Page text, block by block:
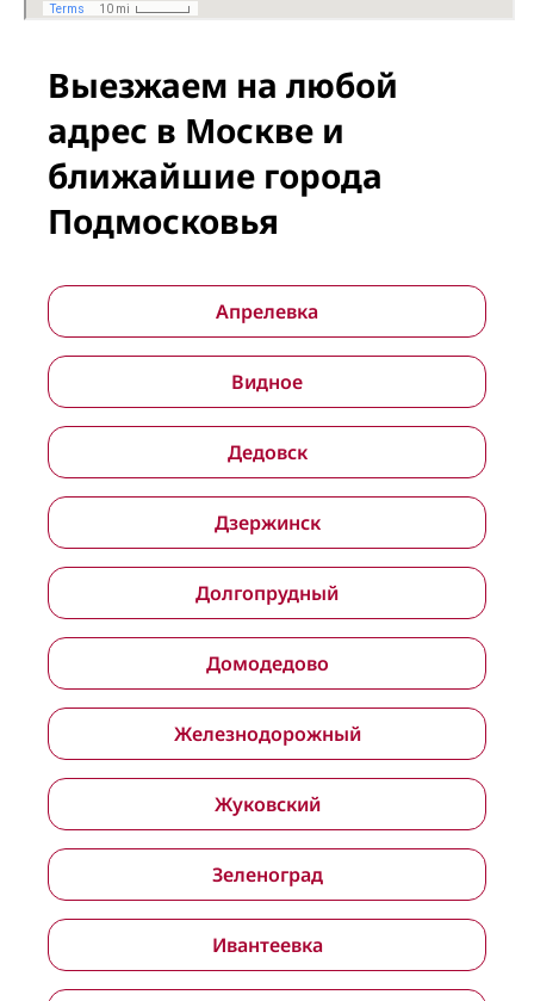
Выезжаем на любой
адрес в Москве и
ближайшие города
Подмосковья
Апрелевка
Видное
Дедовск
Дзержинск
Долгопрудный
Домодедово
Железнодорожный
Жуковский
Зеленоград
Ивантеевка